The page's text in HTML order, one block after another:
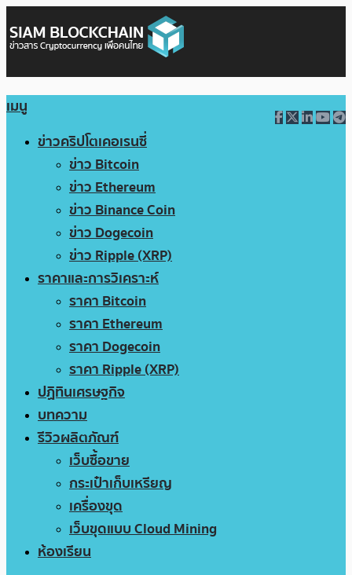
เมนู
ข่าวคริปโตเคอเรนซี่
ข่าว Bitcoin
ข่าว Ethereum
ข่าว Binance Coin
ข่าว Dogecoin
ข่าว Ripple (XRP)
ราคาและการวิเคราะห์
ราคา Bitcoin
ราคา Ethereum
ราคา Dogecoin
ราคา Ripple (XRP)
ปฏิทินเศรษฐกิจ
บทความ
รีวิวผลิตภัณฑ์
เว็บซื้อขาย
กระเป๋าเก็บเหรียญ
เครื่องขุด
เว็บขุดแบบ Cloud Mining
ห้องเรียน